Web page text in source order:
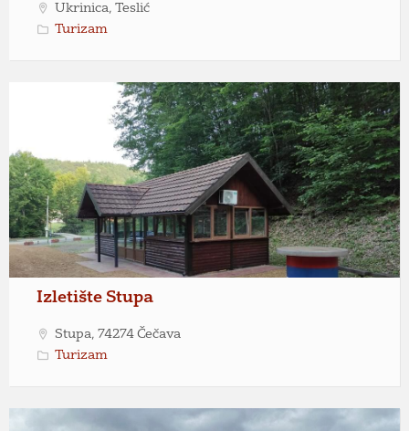
Ukrinica, Teslić
Turizam
Izletište Stupa
Stupa, 74274 Čečava
Turizam